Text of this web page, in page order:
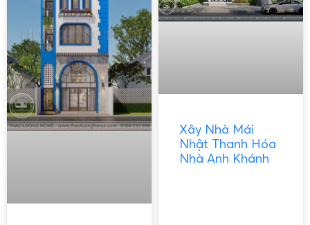
Xây Nhà Mái
Nhật Thanh Hóa
Nhà Anh Khánh